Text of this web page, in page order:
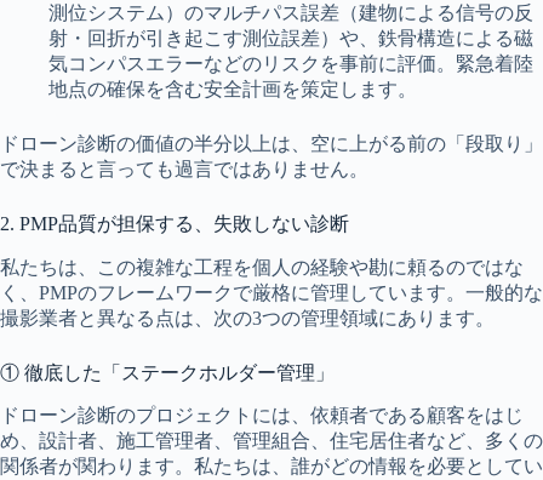
測位システム）のマルチパス誤差（建物による信号の反
射・回折が引き起こす測位誤差）や、鉄骨構造による磁
気コンパスエラーなどのリスクを事前に評価。緊急着陸
地点の確保を含む安全計画を策定します。
ドローン診断の価値の半分以上は、空に上がる前の「段取り」
で決まると言っても過言ではありません。
2. PMP品質が担保する、失敗しない診断
私たちは、この複雑な工程を個人の経験や勘に頼るのではな
く、PMPのフレームワークで厳格に管理しています。一般的な
撮影業者と異なる点は、次の3つの管理領域にあります。
① 徹底した「ステークホルダー管理」
ドローン診断のプロジェクトには、依頼者である顧客をはじ
め、設計者、施工管理者、管理組合、住宅居住者など、多くの
関係者が関わります。私たちは、誰がどの情報を必要としてい